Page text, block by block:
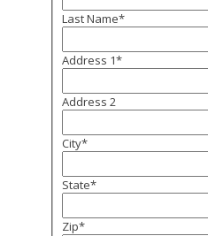
Last Name*
Address 1*
Address 2
City*
State*
Zip*